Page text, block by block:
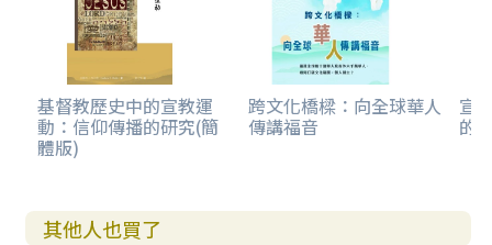
基督教歷史中的宣教運
動：信仰傳播的研究(簡
體版)
跨文化橋樑：向全球華人
傳講福音
宣
的
其他人也買了